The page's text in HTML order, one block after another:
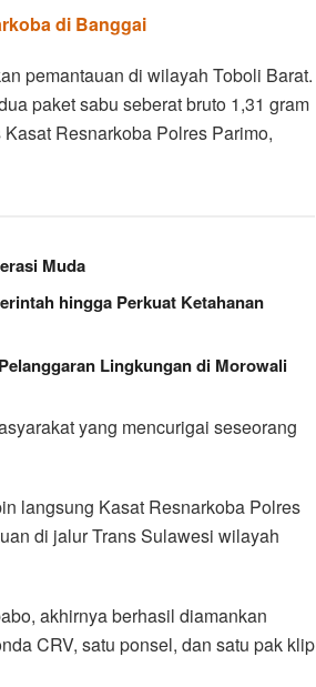
di Banggai
pemantauan di wilayah Toboli Barat.
paket sabu seberat bruto 1,31 gram
Resnarkoba Polres Parimo,
Muda
hingga Perkuat Ketahanan
Lingkungan di Morowali
yang mencurigai seseorang
langsung Kasat Resnarkoba Polres
di jalur Trans Sulawesi wilayah
akhirnya berhasil diamankan
CRV, satu ponsel, dan satu pak klip